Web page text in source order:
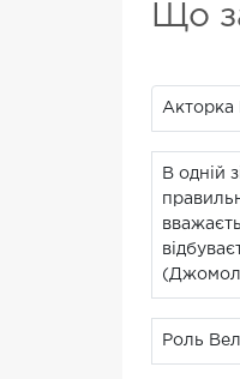
Що
Акторка
В одній
Роль